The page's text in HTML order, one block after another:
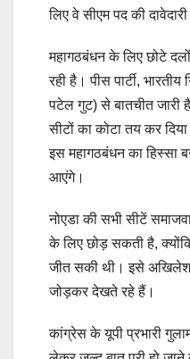
लिए वे सीएम पद की
महागठबंधन के लिए छोटे
रही है। पीस पार्टी, भारतीय
पटेल गुट) से बातचीत जारी
सीटों का कोटा तय कर
इस महागठबंधन का हिस्सा
आएंगे।
नोएडा की सभी सीटें
के लिए छोड़ सकती है,
जीत सकी थी। इसे
जोड़कर देखते रहे हैं।
कांग्रेस के यूपी प्रभारी